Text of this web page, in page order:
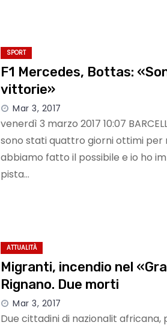
SPORT
F1 Mercedes, Bottas:
vittorie»
Mar 3, 2017
venerdì 3 marzo 2017 10:07
sono stati quattro giorni ottimi per
abbiamo fatto il possibile e io ho
pista…
ATTUALITÀ
Migranti, incendio nel
Rignano. Due morti
Mar 3, 2017
Due cittadini di nazionalit